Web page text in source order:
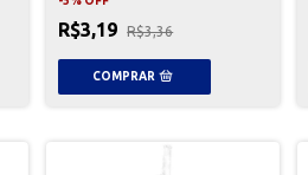
R$3,19 R$3,36